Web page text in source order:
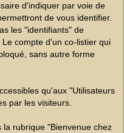
d'indiquer par voie de
de vous identifier.
les "identifiants" de
compte d'un co-listier qui
sans autre forme
qu'aux "Utilisateurs
par les visiteurs.
rubrique "Bienvenue chez